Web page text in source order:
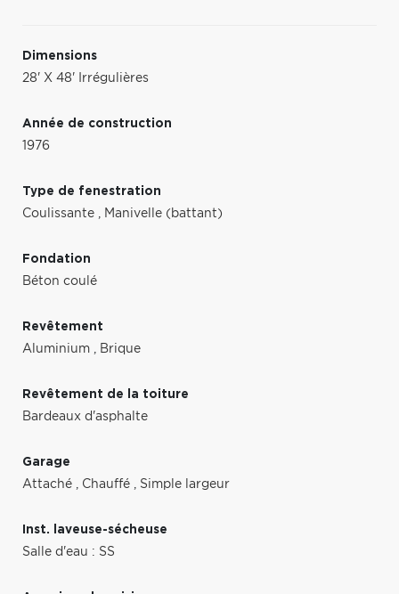
Dimensions
28' X 48' Irrégulières
Année de construction
1976
Type de fenestration
Coulissante , Manivelle (battant)
Fondation
Béton coulé
Revêtement
Aluminium , Brique
Revêtement de la toiture
Bardeaux d'asphalte
Garage
Attaché , Chauffé , Simple largeur
Inst. laveuse-sécheuse
Salle d'eau : SS